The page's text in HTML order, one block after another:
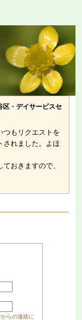
・デイサービスセ
つもリクエストを
されました。よほ
おきますので、
らの連絡に